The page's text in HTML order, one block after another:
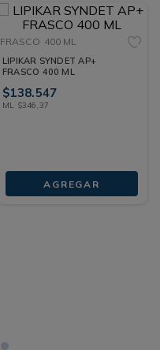
FRASCO 400 ML
LIPIKAR SYNDET AP+
FRASCO 400 ML
$138.547
ML $346, 37
AGREGAR